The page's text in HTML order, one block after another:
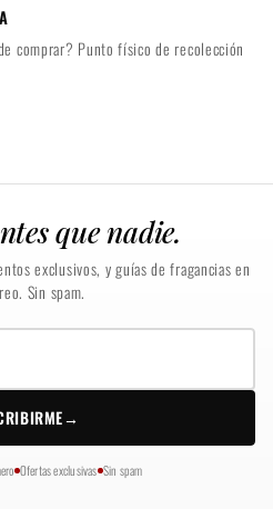
comprar? Punto físico de recolección
que nadie.
exclusivos, y guías de fragancias en
Sin spam.
→
Ofertas exclusivas Sin spam